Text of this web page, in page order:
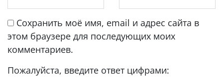
Сохранить моё имя, email и адрес сайта в
этом браузере для последующих моих
комментариев.
Пожалуйста, введите ответ цифрами: